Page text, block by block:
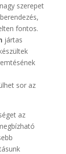
szerepet
fontos.
jártas
sor az
az